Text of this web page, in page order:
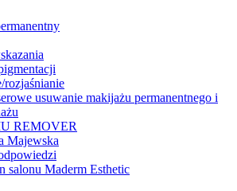
rozjaśnianie
usuwanie makijażu permanentnego i
REMOVER
Majewska
salonu Maderm Esthetic